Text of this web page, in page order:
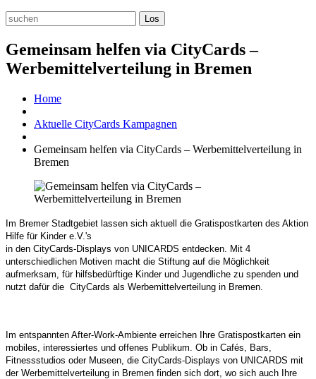
Gemeinsam helfen via CityCards –
Werbemittelverteilung in Bremen
Home
Aktuelle CityCards Kampagnen
Gemeinsam helfen via CityCards – Werbemittelverteilung in
Bremen
Im Bremer Stadtgebiet lassen sich aktuell die Gratispostkarten des Aktion
Hilfe für Kinder e.V.'s
in den CityCards-Displays von UNICARDS entdecken.
Mit 4
unterschiedlichen Motiven macht die Stiftung auf die Möglichkeit
aufmerksam, für hilfsbedürftige Kinder und Jugendliche zu spenden und
nutzt dafür die CityCards als Werbemittelverteilung in Bremen.
Im entspannten After-Work-Ambiente erreichen Ihre Gratispostkarten ein
mobiles, interessiertes und offenes Publikum. Ob in Cafés, Bars,
Fitnessstudios oder Museen, die CityCards-Displays von UNICARDS mit
der Werbemittelverteilung in Bremen finden sich dort, wo sich auch Ihre